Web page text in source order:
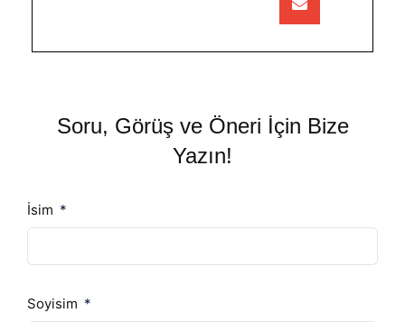
Soru, Görüş ve Öneri İçin Bize
Yazın!
İsim
Soyisim